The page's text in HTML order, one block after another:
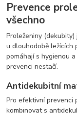
Prevence
všechno
Proleženiny
u dlouhodobě ležících
pomáhají s hygienou
prevenci nestačí.
Antidekubitní
Pro efektivní prevenci
kombinovat s